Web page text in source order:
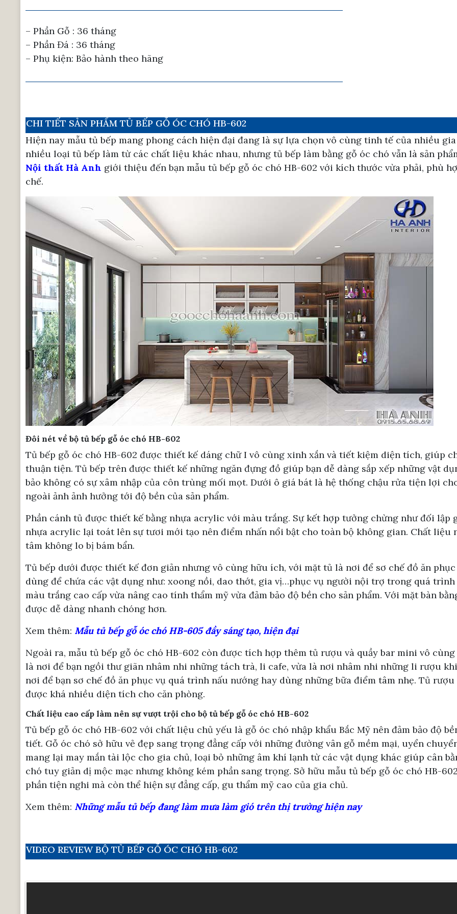
– Phần Gỗ : 36 tháng
– Phần Đá : 36 tháng
– Phụ kiện: Bảo hành theo hãng
CHI TIẾT SẢN PHẨM TỦ BẾP GỖ ÓC CHÓ HB-602
Hiện nay mẫu tủ bếp mang phong cách hiện đại đang là sự lựa chọn vô cùng tinh tế của nhiều
nhiều loại tủ bếp làm từ các chất liệu khác nhau, nhưng tủ bếp làm bằng gỗ óc chó vẫn là sản
Nội thất Hà Anh giới thiệu đến bạn mẫu tủ bếp gỗ óc chó HB-602 với kích thước vừa phải, phù
chế.
Đôi nét về bộ tủ bếp gỗ óc chó HB-602
Tủ bếp gỗ óc chó HB-602 được thiết kế dáng chữ I vô cùng xinh xắn và tiết kiệm diện tích, giúp
thuận tiện. Tủ bếp trên được thiết kế những ngăn đựng đồ giúp bạn dễ dàng sắp xếp những vật
bảo không có sự xâm nhập của côn trùng mối mọt. Dưới ô giá bát là hệ thống chậu rửa tiện lợi
ngoài ảnh ảnh hưởng tới độ bền của sản phẩm.
Phần cánh tủ được thiết kế bằng nhựa acrylic với màu trắng. Sự kết hợp tưởng chừng như đối lập
nhựa acrylic lại toát lên sự tươi mới tạo nên điểm nhấn nổi bật cho toàn bộ không gian. Chất liệu
tâm không lo bị bám bẩn.
Tủ bếp dưới được thiết kế đơn giản nhưng vô cùng hữu ích, với mặt tủ là nơi để sơ chế đồ ăn
dùng để chứa các vật dụng như: xoong nồi, dao thớt, gia vị…phục vụ người nội trợ trong quá trình
màu trắng cao cấp vừa nâng cao tính thẩm mỹ vừa đảm bảo độ bền cho sản phẩm. Với mặt bàn
được dễ dàng nhanh chóng hơn.
Xem thêm: Mẫu tủ bếp gỗ óc chó HB-605 đầy sáng tạo, hiện đại
Ngoài ra, mẫu tủ bếp gỗ óc chó HB-602 còn được tích hợp thêm tủ rượu và quầy bar mini vô
là nơi để bạn ngồi thư giãn nhâm nhi những tách trà, li cafe, vừa là nơi nhâm nhi những li rượu
nơi để bạn sơ chế đồ ăn phục vụ quá trình nấu nướng hay dùng những bữa điểm tâm nhẹ. Tủ
được khá nhiều diện tích cho căn phòng.
Chất liệu cao cấp làm nên sự vượt trội cho bộ tủ bếp gỗ óc chó HB-602
Tủ bếp gỗ óc chó HB-602 với chất liệu chủ yếu là gỗ óc chó nhập khẩu Bắc Mỹ nên đảm bảo độ
tiết. Gỗ óc chó sở hữu vẻ đẹp sang trọng đẳng cấp với những đường vân gỗ mềm mại, uyển
mang lại may mắn tài lộc cho gia chủ, loại bỏ những âm khí lạnh từ các vật dụng khác giúp cân
chó tuy giản dị mộc mạc nhưng không kém phần sang trọng. Sở hữu mẫu tủ bếp gỗ óc chó HB-
phần tiện nghi mà còn thể hiện sự đẳng cấp, gu thẩm mỹ cao của gia chủ.
Xem thêm: Những mẫu tủ bếp đang làm mưa làm gió trên thị trường hiện nay
VIDEO REVIEW BỘ TỦ BẾP GỖ ÓC CHÓ HB-602